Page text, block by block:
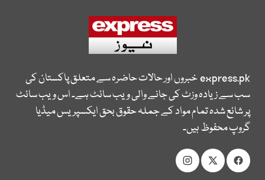
express.pkخبروں اور حالات حاضرہ سے متعلق پاکستان کی
سب سے زیادہ وزٹ کی جانے والی ویب سائٹ ہے۔ اس ویب سائٹ
پر شائع شدہ تمام مواد کے جملہ حقوق بحق ایکسپریس میڈیا
گروپ محفوظ ہیں۔